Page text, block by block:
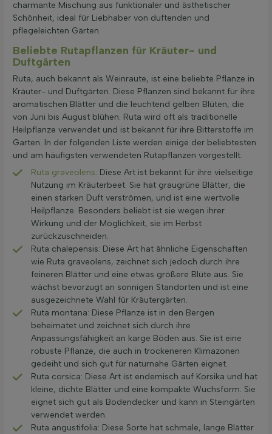
charmante Mischung aus funktionaler und ästhetischer
Schönheit, ideal für Liebhaber von duftenden und
pflegeleichten Gärten.
Beliebte Rutapflanzen für Kräuter- und
Duftgärten
Ruta, auch bekannt als Weinraute, ist eine beliebte Pflanze in
Kräuter- und Duftgärten. Diese Pflanzen sind bekannt für ihre
aromatischen Blätter und die leuchtend gelben Blüten, die
von Juni bis August blühen. Ruta wird oft als traditionelle
Heilpflanze verwendet und ist bekannt für ihre Bitterstoffe im
Garten. In der folgenden Liste werden einige der beliebtesten
und am häufigsten verwendeten Rutapflanzen vorgestellt.
Ruta graveolens: Diese Art ist bekannt für ihre vielseitige
Nutzung im Kräuterbeet. Sie hat graugrüne Blätter, die
einen starken Duft verströmen, und ist eine wertvolle
Heilpflanze. Besonders beliebt ist sie wegen ihrer
Wirkung und der Möglichkeit, sie im Herbst
zurückzuschneiden.
Ruta chalepensis: Diese Art hat ähnliche Eigenschaften
wie Ruta graveolens, zeichnet sich jedoch durch ihre
feineren Blätter und eine etwas größere Blüte aus. Sie
wächst bevorzugt an sonnigen Standorten und ist eine
ausgezeichnete Wahl für Kräutergärten.
Ruta montana: Diese Pflanze ist in den Bergen
beheimatet und zeichnet sich durch ihre
Anpassungsfähigkeit an karge Böden aus. Sie ist eine
robuste Pflanze, die auch in trockeneren Klimazonen
gedeiht und sich gut für naturnahe Gärten eignet.
Ruta corsica: Diese Art ist endemisch auf Korsika und hat
kleine, dichte Blätter und eine kompakte Wuchsform. Sie
eignet sich gut als Bodendecker und kann in Steingärten
verwendet werden.
Ruta angustifolia: Diese Sorte hat schmale, lange Blätter